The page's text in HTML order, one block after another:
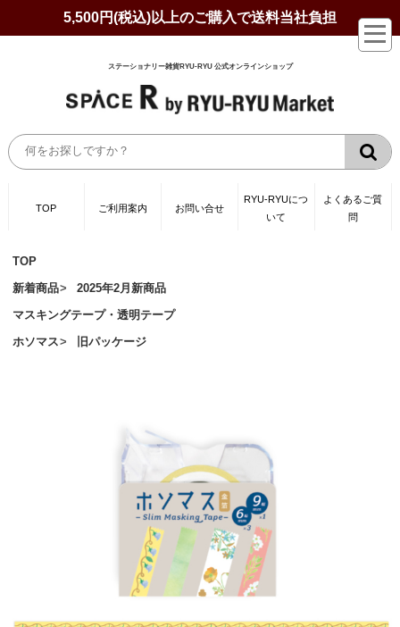
5,500円(税込)以上のご購入で送料当社負担
ステーショナリー雑貨RYU-RYU 公式オンラインショップ
TOP ご利用案内 お問い合せ
RYU-RYUにつ
いて
よくあるご質
問
TOP
新着商品
2025年2月新商品
マスキングテープ・透明テープ
ホソマス
旧パッケージ